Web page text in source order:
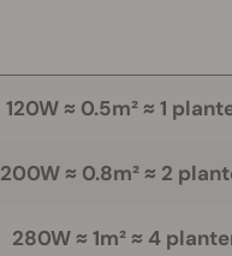
120W ≈ 0.5m² ≈ 1
200W ≈ 0.8m² ≈ 2
280W ≈ 1m² ≈ 4